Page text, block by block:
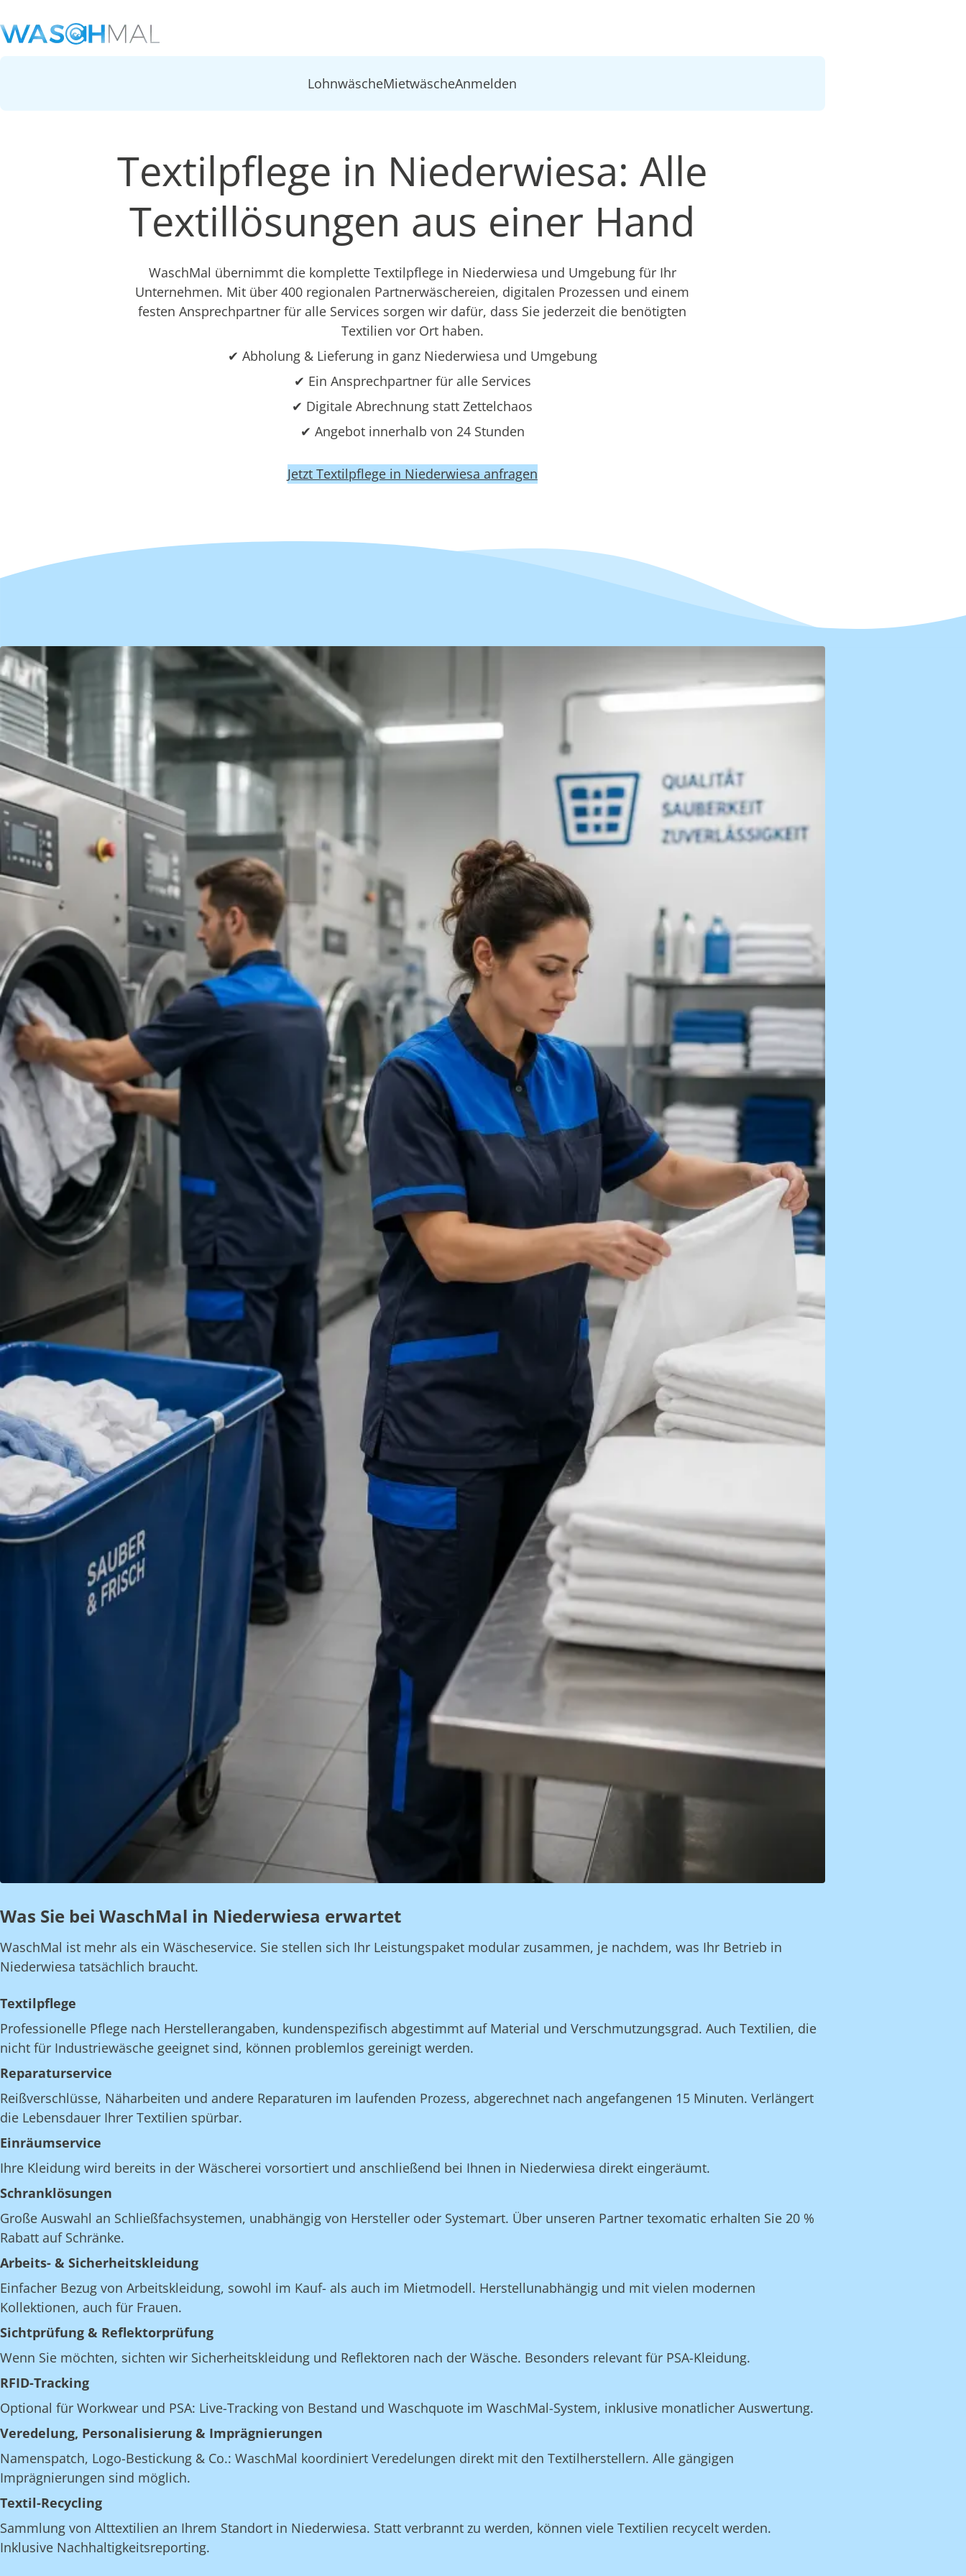
LohnwäscheMietwäscheAnmelden
Textilpflege in Niederwiesa: Alle
Textillösungen aus einer Hand
WaschMal übernimmt die komplette Textilpflege in Niederwiesa und Umgebung für Ihr
Unternehmen. Mit über 400 regionalen Partnerwäschereien, digitalen Prozessen und einem
festen Ansprechpartner für alle Services sorgen wir dafür, dass Sie jederzeit die benötigten
Textilien vor Ort haben.
✔ Abholung & Lieferung in ganz Niederwiesa und Umgebung
✔ Ein Ansprechpartner für alle Services
✔ Digitale Abrechnung statt Zettelchaos
✔ Angebot innerhalb von 24 Stunden
Jetzt Textilpflege in Niederwiesa anfragen
Was Sie bei WaschMal in Niederwiesa erwartet
WaschMal ist mehr als ein Wäscheservice. Sie stellen sich Ihr Leistungspaket modular zusammen, je nachdem, was Ihr Betrieb in
Niederwiesa tatsächlich braucht.
Textilpflege
Professionelle Pflege nach Herstellerangaben, kundenspezifisch abgestimmt auf Material und Verschmutzungsgrad. Auch Textilien, die
nicht für Industriewäsche geeignet sind, können problemlos gereinigt werden.
Reparaturservice
Reißverschlüsse, Näharbeiten und andere Reparaturen im laufenden Prozess, abgerechnet nach angefangenen 15 Minuten. Verlängert
die Lebensdauer Ihrer Textilien spürbar.
Einräumservice
Ihre Kleidung wird bereits in der Wäscherei vorsortiert und anschließend bei Ihnen in Niederwiesa direkt eingeräumt.
Schranklösungen
Große Auswahl an Schließfachsystemen, unabhängig von Hersteller oder Systemart. Über unseren Partner texomatic erhalten Sie 20 %
Rabatt auf Schränke.
Arbeits- & Sicherheitskleidung
Einfacher Bezug von Arbeitskleidung, sowohl im Kauf- als auch im Mietmodell. Herstellunabhängig und mit vielen modernen
Kollektionen, auch für Frauen.
Sichtprüfung & Reflektorprüfung
Wenn Sie möchten, sichten wir Sicherheitskleidung und Reflektoren nach der Wäsche. Besonders relevant für PSA-Kleidung.
RFID-Tracking
Optional für Workwear und PSA: Live-Tracking von Bestand und Waschquote im WaschMal-System, inklusive monatlicher Auswertung.
Veredelung, Personalisierung & Imprägnierungen
Namenspatch, Logo-Bestickung & Co.: WaschMal koordiniert Veredelungen direkt mit den Textilherstellern. Alle gängigen
Imprägnierungen sind möglich.
Textil-Recycling
Sammlung von Alttextilien an Ihrem Standort in Niederwiesa. Statt verbrannt zu werden, können viele Textilien recycelt werden.
Inklusive Nachhaltigkeitsreporting.